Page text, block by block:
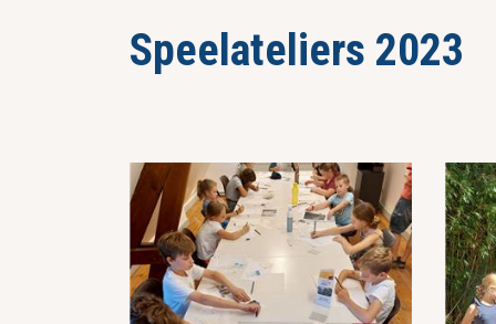
Speelateliers 2023